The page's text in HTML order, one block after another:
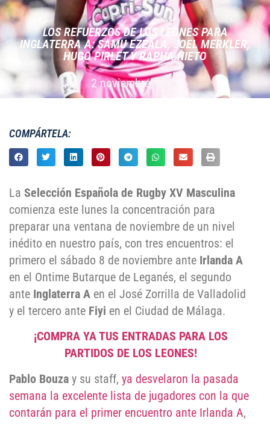
LOS REFUERZOS DE LOS LEONES PARA
INGLATERRA A: SAMU EZEALA, JOEL MERKLER,
HUGO PIRLET Y RAPHA NIETO
2 noviembre, 2025
COMPÁRTELA:
La Selección Española de Rugby XV Masculina
comienza este lunes la concentración para
preparar una ventana de noviembre de un nivel
inédito en nuestro país, con tres encuentros: el
primero el sábado 8 de noviembre ante Irlanda A
en el Ontime Butarque de Leganés, el segundo
ante Inglaterra A en el José Zorrilla de Valladolid
y el tercero ante Fiyi en el Ciudad de Málaga.
¡COMPRA YA TUS ENTRADAS PARA LOS
PARTIDOS DE LOS LEONES!
Pablo Bouza y su staff, ya desvelaron la pasada
semana la excelente lista de jugadores con la que
contarán para el primer encuentro ante Irlanda A,